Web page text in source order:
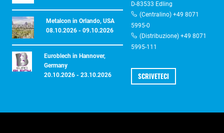
Metalcon in Orlando, USA
08.10.2026 - 09.10.2026
Euroblech in Hannover,
Germany
20.10.2026 - 23.10.2026
D-83533 Edling
(Centralino) +49 8071
5995-0
(Distribuzione) +49 8071
5995-111
SCRIVETECI